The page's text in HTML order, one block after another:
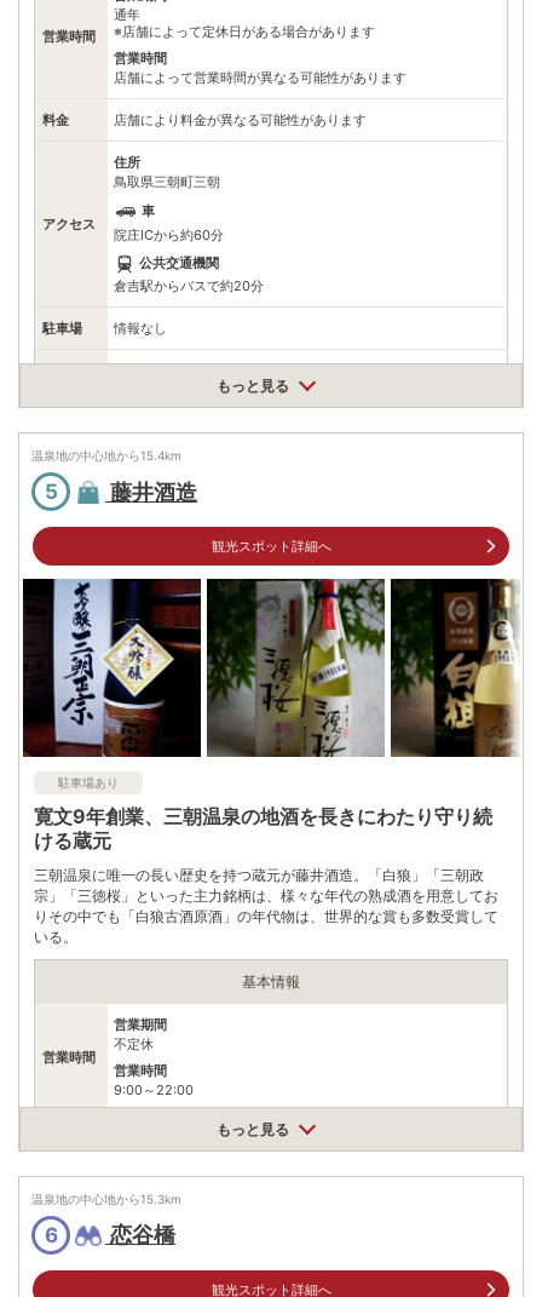
問合せください。
※ 料金情報は税込・税抜表記が混ざっております。正しい金額はご利用前にご
自身でお問合せください。
営業時間
通年
※店舗によって定休日がある場合があります
営業時間
店舗によって営業時間が異なる可能性があります
料金 店舗により料金が異なる可能性があります
アクセス
住所
鳥取県三朝町三朝
車
院庄ICから約60分
公共交通機関
倉吉駅からバスで約20分
駐車場 情報なし
※問い合わせ先：三朝町商工会
※ 掲載情報は変更になる場合があります。最新の内容はご利用前にご自身でお
問合せください。
※ 料金情報は税込・税抜表記が混ざっております。正しい金額はご利用前にご
自身でお問合せください。
もっと見る
温泉地の中心地から15.4km
5 藤井酒造
観光スポット詳細へ
駐車場あり
寛文9年創業、三朝温泉の地酒を長きにわたり守り続
ける蔵元
三朝温泉に唯一の長い歴史を持つ蔵元が藤井酒造。「白狼」「三朝政
宗」「三徳桜」といった主力銘柄は、様々な年代の熟成酒を用意してお
りその中でも「白狼古酒原酒」の年代物は、世界的な賞も多数受賞して
いる。
基本情報
営業時間
営業期間
不定休
営業時間
9:00～22:00
清酒三朝正宗上撰、清酒白狼古酒原酒1996 など取り扱い
アクセス
住所
鳥取県三朝町三朝870-1
車
JR山陰本線倉吉駅より約15分
公共交通機関
もっと見る
温泉地の中心地から15.3km
6 恋谷橋
観光スポット詳細へ